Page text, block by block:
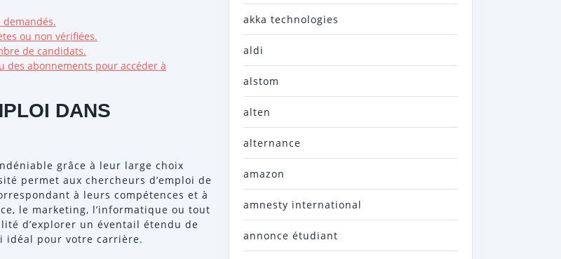
ou non vérifiées.
de candidats.
des abonnements pour accéder à
DANS
grâce à leur large choix
permet aux chercheurs d’emploi de
à leurs compétences et à
le marketing, l’informatique ou tout
d’explorer un éventail étendu de
idéal pour votre carrière.
akka technologies
aldi
alstom
alten
alternance
amazon
amnesty international
annonce étudiant